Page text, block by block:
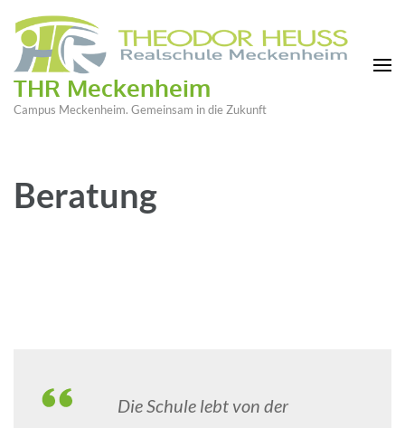
THR Meckenheim
Campus Meckenheim. Gemeinsam in die Zukunft
Beratung
Die Schule lebt von der